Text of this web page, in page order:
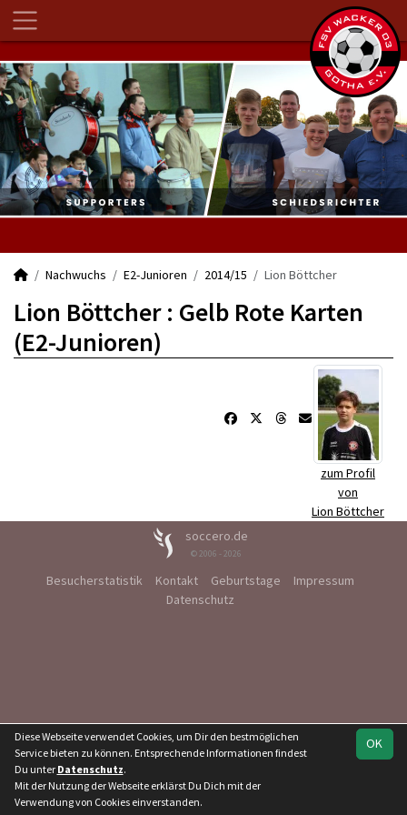
Nachwuchs E2-Junioren 2014/15 Lion Böttcher
Lion Böttcher : Gelb Rote Karten
(E2-Junioren)
zum Profil
von
Lion Böttcher
soccero.de
© 2006 - 2026
Besucherstatistik Kontakt Geburtstage
Impressum
Datenschutz
OK
Diese Webseite verwendet Cookies, um Dir den bestmöglichen
Service bieten zu können. Entsprechende Informationen findest
Du unter Datenschutz.
Mit der Nutzung der Webseite erklärst Du Dich mit der
Verwendung von Cookies einverstanden.